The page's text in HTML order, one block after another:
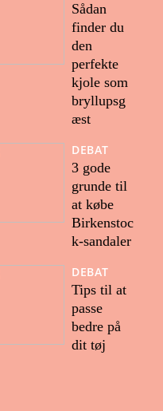
Sådan
finder du
den
perfekte
kjole som
bryllupsg
æst
DEBAT
3 gode
grunde til
at købe
Birkenstoc
k-sandaler
DEBAT
Tips til at
passe
bedre på
dit tøj